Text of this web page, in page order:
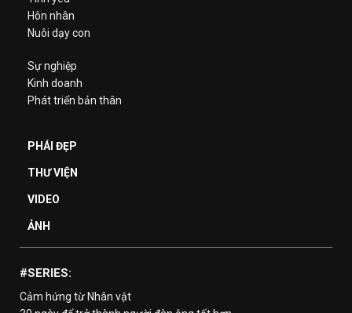
Hôn nhân
Nuôi dạy con
Sự nghiệp
Kinh doanh
Phát triển bản thân
PHÁI ĐẸP
THƯ VIỆN
VIDEO
ẢNH
#SERIES:
Cảm hứng từ Nhân vật